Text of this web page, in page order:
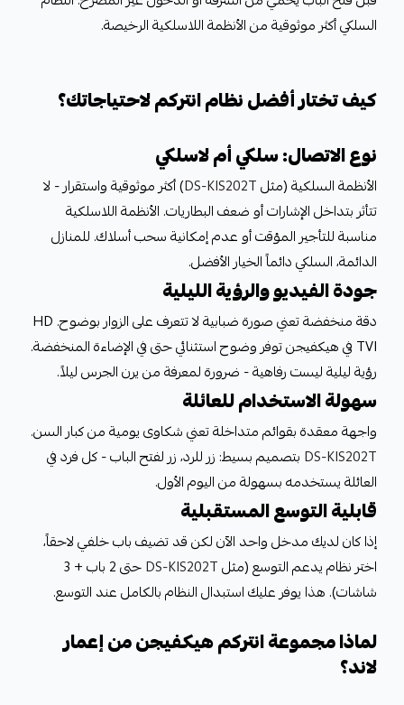
السلكي أكثر موثوقية من الأنظمة اللاسلكية الرخيصة.
كيف تختار أفضل نظام انتركم لاحتياجاتك؟
نوع الاتصال: سلكي أم لاسلكي
الأنظمة السلكية (مثلDS-KIS202T) أكثر موثوقية واستقرار - لا
تتأثر بتداخل الإشارات أو ضعف البطاريات. الأنظمة اللاسلكية
مناسبة للتأجير المؤقت أو عدم إمكانية سحب أسلاك. للمنازل
الدائمة، السلكي دائماً الخيار الأفضل.
جودة الفيديو والرؤية الليلية
دقة منخفضة تعني صورة ضبابية لا تتعرف على الزوار بوضوح. HD
TVI في هيكفيجن توفر وضوح استثنائي حتى في الإضاءة المنخفضة.
رؤية ليلية ليست رفاهية - ضرورة لمعرفة من يرن الجرس ليلاً.
سهولة الاستخدام للعائلة
واجهة معقدة بقوائم متداخلة تعني شكاوى يومية من كبار السن.
DS-KIS202T بتصميم بسيط: زر للرد، زر لفتح الباب - كل فرد في
العائلة يستخدمه بسهولة من اليوم الأول.
قابلية التوسع المستقبلية
إذا كان لديك مدخل واحد الآن لكن قد تضيف باب خلفي لاحقاً،
اختر نظام يدعم التوسع (مثلDS-KIS202T
حتى 2 باب + 3
شاشات). هذا يوفر عليك استبدال النظام بالكامل عند التوسع.
لماذا مجموعة انتركم هيكفيجن من إعمار
لاند؟